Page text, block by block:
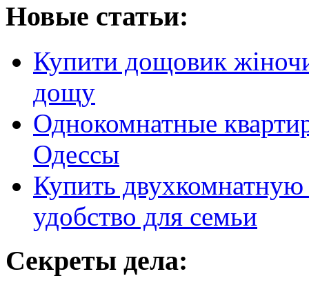
Новые статьи:
Купити дощовик
дощу
Однокомнатные
Одессы
Купить
удобство для семьи
Секреты дела: